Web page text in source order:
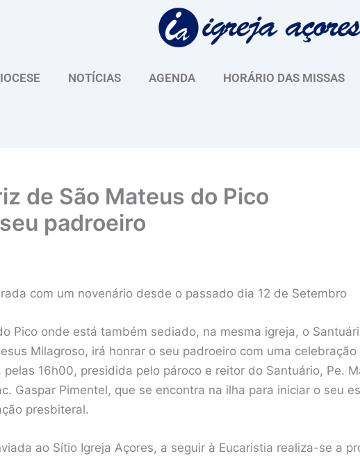
NOTÍCIAS AGENDA HORÁRIO DAS MISSAS
de São Mateus do Pico
padroeiro
com um novenário desde o passado dia 12 de Setembro
Pico onde está também sediado, na mesma igreja, o
Milagroso, irá honrar o seu padroeiro com uma celebração
16h00, presidida pelo pároco e reitor do Santuário, Pe.
Gaspar Pimentel, que se encontra na ilha para iniciar o seu
presbiteral.
ao Sítio Igreja Açores, a seguir à Eucaristia realiza-se a